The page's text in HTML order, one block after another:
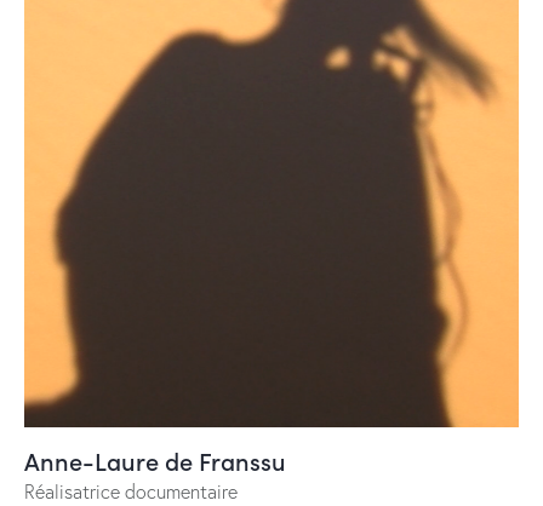
Anne-Laure de Franssu
Réalisatrice documentaire